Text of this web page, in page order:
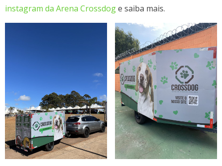
instagram da Arena Crossdoge saiba mais.